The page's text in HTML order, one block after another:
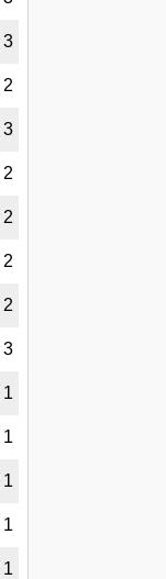
3
2
3
2
2
2
2
3
1
1
1
1
1